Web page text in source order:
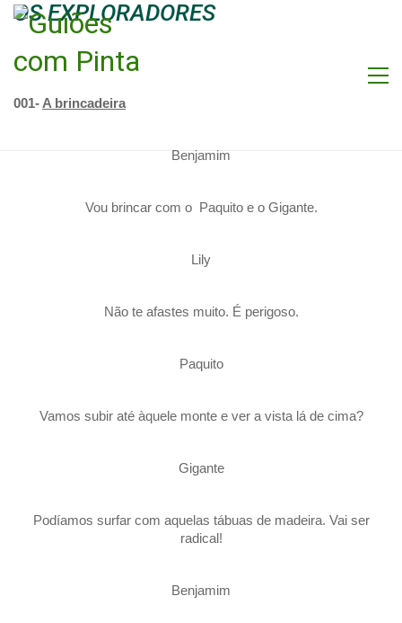
OS EXPLORADORES
001- A brincadeira
Benjamim
Vou brincar com o Paquito e o Gigante.
Lily
Não te afastes muito. É perigoso.
Paquito
Vamos subir até àquele monte e ver a vista lá de cima?
Gigante
Podíamos surfar com aquelas tábuas de madeira. Vai ser
radical!
Benjamim